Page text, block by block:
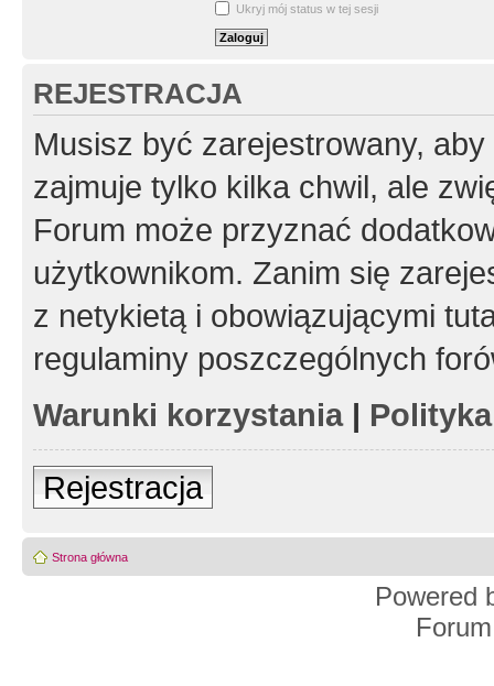
Ukryj mój status w tej sesji
REJESTRACJA
Musisz być zarejestrowany,
zajmuje tylko kilka chwil, ale
Forum może przyznać
użytkownikom. Zanim się
z netykietą i obowiązującymi
regulaminy poszczególnych
Warunki korzystania|
Rejestracja
Strona główna
Powered